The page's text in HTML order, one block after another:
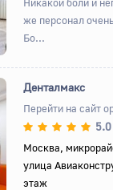
же персонал
Бо...
Вперед
Денталмакс
Перейти на сайт
5.0
Москва,
улица
этаж